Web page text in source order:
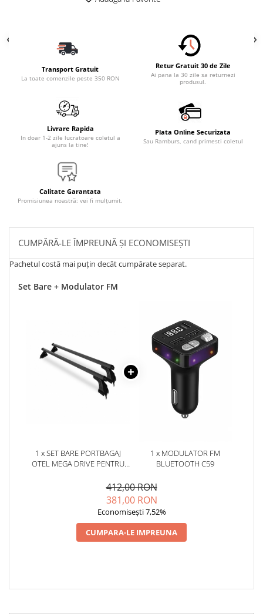
Transport Gratuit
La toate comenzile peste 350 RON
Retur Gratuit 30 de Zile
Ai pana la 30 zile sa returnezi
produsul.
Livrare Rapida
In doar 1-2 zile lucratoare coletul a
ajuns la tine!
Plata Online Securizata
Sau Ramburs, cand primesti coletul
Calitate Garantata
Promisiunea noastră: vei fi mulțumit.
CUMPĂRĂ-LE ÎMPREUNĂ ȘI ECONOMISEȘTI
Pachetul costă mai puțin decât cumpărate separat.
Set Bare + Modulator FM
1 x SET BARE PORTBAGAJ
OTEL MEGA DRIVE PENTRU
1 x MODULATOR FM
BLUETOOTH C59
412,00 RON
381,00 RON
Economisești 7,52%
CUMPARA-LE IMPREUNA